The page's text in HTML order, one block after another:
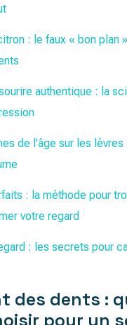
: le faux « bon plan
authentique : la
de l’âge sur les lèvres
: la méthode pour
votre regard
: les secrets pour
des dents :
pour un